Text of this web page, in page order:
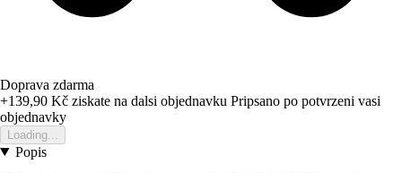
Doprava zdarma
+139,90 Kč ziskate na dalsi objednavku Pripsano po potvrzeni vasi
objednavky
Loading...
Popis